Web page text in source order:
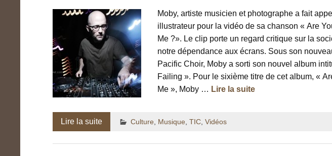
Moby, artiste musicien et photographe a fait
illustrateur pour la vidéo de sa chanson « Are
Me ?». Le clip porte un regard critique sur la
notre dépendance aux écrans. Sous son
Pacific Choir, Moby a sorti son nouvel album
Failing ». Pour le sixième titre de cet album, «
Me », Moby … Lire la suite
Lire la suite Culture Musique TIC, Vidéos